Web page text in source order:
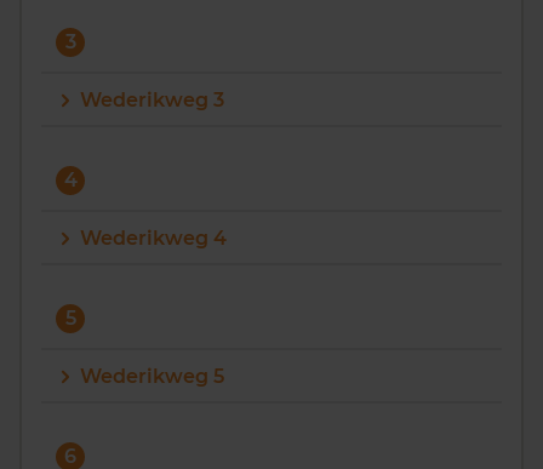
3
Wederikweg 3
4
Wederikweg 4
5
Wederikweg 5
6